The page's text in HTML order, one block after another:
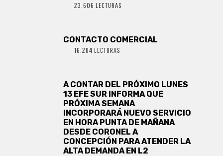
23.606 LECTURAS
CONTACTO COMERCIAL
16.284 LECTURAS
A CONTAR DEL PRÓXIMO LUNES
13 EFE SUR INFORMA QUE
PRÓXIMA SEMANA
INCORPORARÁ NUEVO SERVICIO
EN HORA PUNTA DE MAÑANA
DESDE CORONEL A
CONCEPCIÓN PARA ATENDER LA
ALTA DEMANDA EN L2